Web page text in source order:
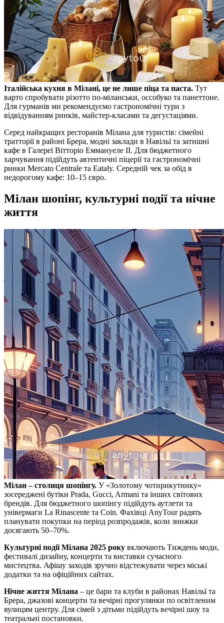
Італійська кухня в Мілані, це не лише піца та паста. Тут
варто спробувати різотто по-міланськи, оссобуко та панеттоне.
Для гурманів ми рекомендуємо гастрономічні тури з
відвідуванням ринків, майстер-класами та дегустаціями.
Серед найкращих ресторанів Мілана для туристів: сімейні
тратторії в районі Брера, модні заклади в Навільї та затишні
кафе в Галереї Вітторіо Еммануеле II. Для бюджетного
харчування підійдуть автентичні піцерії та гастрономічні
ринки Mercato Centrale та Eataly. Середній чек за обід в
недорогому кафе: 10–15 євро.
Мілан шопінг, культурні події та нічне
життя
Мілан – столиця шопінгу. У «Золотому чотирикутнику»
зосереджені бутіки Prada, Gucci, Armani та інших світових
брендів. Для бюджетного шопінгу підійдуть аутлети та
універмаги La Rinascente та Coin. Фахівці AnyTour радять
планувати покупки на період розпродажів, коли знижки
досягають 50–70%.
Культурні події Мілана 2025 року включають Тиждень моди,
фестивалі дизайну, концерти та виставки сучасного
мистецтва. Афішу заходів зручно відстежувати через міські
додатки та на офіційних сайтах.
Нічне життя Мілана – це бари та клуби в районах Навільї та
Брера, джазові концерти та вечірні прогулянки по освітленим
вулицям центру. Для сімей з дітьми підійдуть вечірні шоу та
театральні постановки.